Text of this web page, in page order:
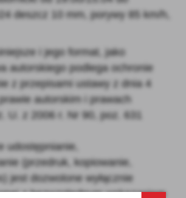
deszcz 10 mm, porywy 85 km/h,
i jego format, jako
autorskiego podlega ochronie
z przepisami ustawy z dnia 4
autorskim i prawach
U. z 2006 r. Nr 90, poz. 631
udostępnianie,
(przedruk, kopiowanie,
jest dozwolone wyłącznie
z bezwzględnym wskazaniem